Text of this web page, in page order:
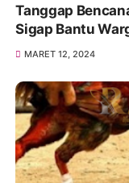
Tanggap
Sigap Bantu
MARET 12, 2024